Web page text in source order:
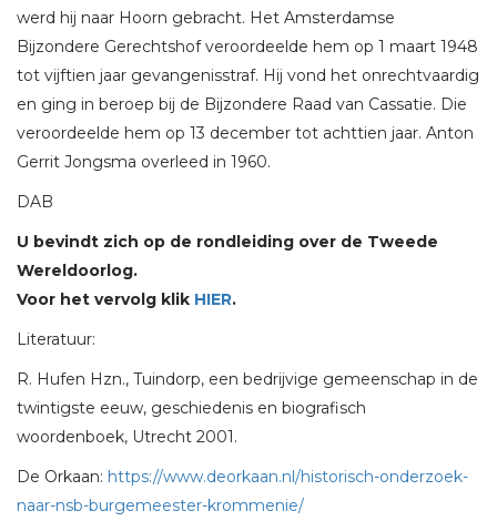
werd hij naar Hoorn gebracht. Het Amsterdamse
Bijzondere Gerechtshof veroordeelde hem op 1 maart 1948
tot vijftien jaar gevangenisstraf. Hij vond het onrechtvaardig
en ging in beroep bij de Bijzondere Raad van Cassatie. Die
veroordeelde hem op 13 december tot achttien jaar. Anton
Gerrit Jongsma overleed in 1960.
DAB
U bevindt zich op de rondleiding over de Tweede
Wereldoorlog.
Voor het vervolg klik HIER.
Literatuur:
R. Hufen Hzn., Tuindorp, een bedrijvige gemeenschap in de
twintigste eeuw, geschiedenis en biografisch
woordenboek, Utrecht 2001.
De Orkaan: https://www.deorkaan.nl/historisch-onderzoek-
naar-nsb-burgemeester-krommenie/